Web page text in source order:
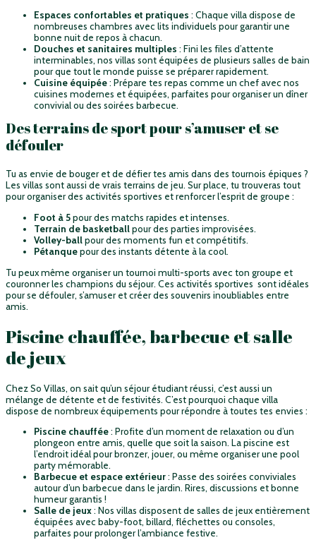
Espaces confortables et pratiques : Chaque villa dispose de
nombreuses chambres avec lits individuels pour garantir une
bonne nuit de repos à chacun.
Douches et sanitaires multiples : Fini les files d’attente
interminables, nos villas sont équipées de plusieurs salles de bain
pour que tout le monde puisse se préparer rapidement.
Cuisine équipée: Prépare tes repas comme un chef avec nos
cuisines modernes et équipées, parfaites pour organiser un dîner
convivial ou des soirées barbecue.
Des terrains de sport pour s’amuser et se
défouler
Tu as envie de bouger et de défier tes amis dans des tournois épiques ?
Les villas sont aussi de vrais terrains de jeu. Sur place, tu trouveras tout
pour organiser des activités sportives et renforcer l’esprit de groupe :
Foot à 5pour des matchs rapides et intenses.
Terrain de basketballpour des parties improvisées.
Volley-ballpour des moments fun et compétitifs.
Pétanquepour des instants détente à la cool.
Tu peux même organiser un tournoi multi-sports avec ton groupe et
couronner les champions du séjour. Ces activités sportives sont idéales
pour se défouler, s’amuser et créer des souvenirs inoubliables entre
amis.
Piscine chauffée, barbecue et salle
de jeux
Chez So Villas, on sait qu’un séjour étudiant réussi, c’est aussi un
mélange de détente et de festivités. C’est pourquoi chaque villa
dispose de nombreux équipements pour répondre à toutes tes envies :
Piscine chauffée: Profite d’un moment de relaxation ou d’un
plongeon entre amis, quelle que soit la saison. La piscine est
l’endroit idéal pour bronzer, jouer, ou même organiser une pool
party mémorable.
Barbecue et espace extérieur: Passe des soirées conviviales
autour d’un barbecue dans le jardin. Rires, discussions et bonne
humeur garantis !
Salle de jeux: Nos villas disposent de salles de jeux entièrement
équipées avec baby-foot, billard, fléchettes ou consoles,
parfaites pour prolonger l’ambiance festive.